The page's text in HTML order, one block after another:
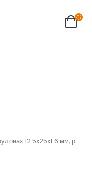
Сетка оцинкованная в рулонах 12.5x25x1.6 мм, рулон 1x25м